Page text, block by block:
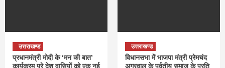
उत्तराखण्ड
प्रधानमंत्री मोदी के ‘मन की बात’
कार्यक्रम पूरे देश वासियों को एक नई
उत्तराखण्ड
विधानसभा में भाजपा मंत्री प्रेमचंद
अग्रवाल के पर्वतीय समाज के प्रति